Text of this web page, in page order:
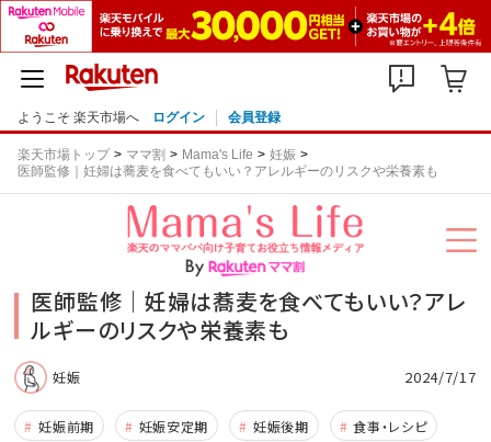
ようこそ 楽天市場へ ログイン 会員登録
楽天市場トップ ママ割 Mama's Life
妊娠
医師監修｜妊婦は蕎麦を食べてもいい？アレルギーのリスクや栄養素も
医師監修｜妊婦は蕎麦を食べてもいい？アレ
ルギーのリスクや栄養素も
妊娠 2024/7/17
妊娠前期 妊娠安定期 妊娠後期
食事・レシピ